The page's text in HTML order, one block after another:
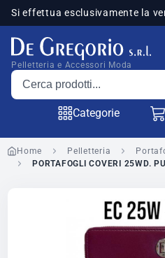
Si effettua esclusivamente la
Pelletteria e Accessori Moda
Cerca prodotti
Categorie
Home Pelletteria
PORTAFOGLI COVERI 25WD.